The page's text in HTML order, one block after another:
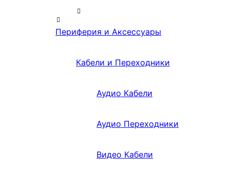
Периферия и Аксессуары
Кабели и Переходники
Аудио Кабели
Аудио Переходники
Видео Кабели